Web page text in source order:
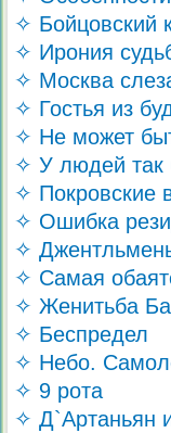
✧ Бойцовский
✧ Ирония
✧ Москва
✧ Гостья из
✧ Не может
✧ У людей так
✧ Покровские
✧ Ошибка
✧
✧ Самая
✧ Женитьба
✧ Беспредел
✧ Небо.
✧ 9 рота
✧ Д`Артаньян